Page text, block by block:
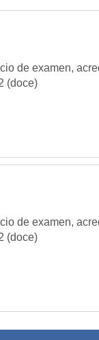
de examen,
(doce)
de examen,
(doce)